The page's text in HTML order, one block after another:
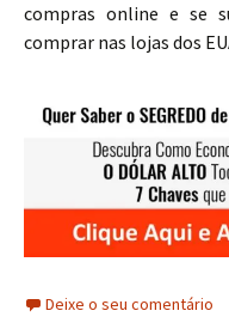
compras online e se
comprar nas lojas dos
Deixe o seu comentário